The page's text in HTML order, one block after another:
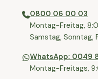
0800 06 00 03
⁠Montag-Freitag,
⁠Samstag, Sonntag,
WhatsApp: 0049
Montag-Freitags,